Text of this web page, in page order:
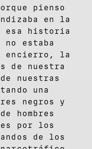
pienso
en la
esa historia
estaba
encierro, la
de nuestra
nuestras
una
negros y
hombres
por los
de los